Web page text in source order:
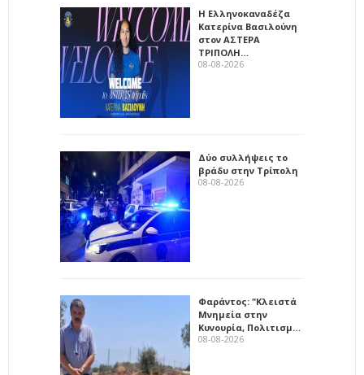
Η Ελληνοκαναδέζα
Κατερίνα Βασιλούνη
στον ΑΣΤΕΡΑ
ΤΡΙΠΟΛΗ…
08-08-2026
Δύο συλλήψεις το
βράδυ στην Τρίπολη
08-08-2026
Φαράντος: "Κλειστά
Μνημεία στην
Κυνουρία, Πολιτισμ…
08-08-2026